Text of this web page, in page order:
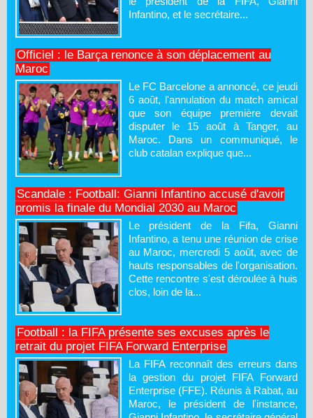
Infantino, et le secrétaire...
Officiel : le Barça renonce à son déplacement au
Maroc
Le FC Barcelone a annoncé, ce jeudi
6 août, l'annulation du match amical
que son équipe première devait
disputer le 15 août à Tanger, au
Maroc. Dans un communiqué, le
club catalan explique que...
Scandale : Football: Gianni Infantino accusé d'avoir
promis la finale du Mondial 2030 au Maroc
Le président de la Fifa, Gianni
Infantino, a tenu une réunion de crise
au Maroc, mercredi 5 août, avec de
hauts responsables de l'organisation.
Cette rencontre s'est déroulée à huis
clos, loin de la...
Football : la FIFA présente ses excuses après le
retrait du projet FIFA Forward Enterprise
La FIFA reconnaît des erreurs dans
la gestion du projet FIFA Forward
Enterprise (FFE). Réunis à Rabat, au
Maroc, le président de l'instance,